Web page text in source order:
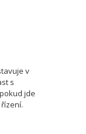
v
s
jde